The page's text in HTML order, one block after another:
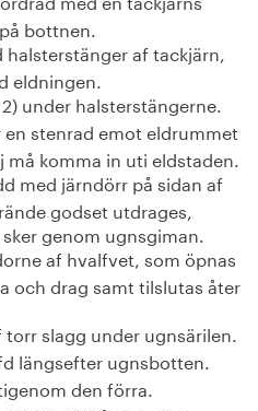
bottnen.
af tackjärn,
eldningen.
under halsterstängerne.
en stenrad emot eldrummet
komma in uti eldstaden.
med järndörr på sidan af
godset utdrages,
genom ugnsgiman.
af hvalfvet, som öpnas
och drag samt tilslutas åter
slagg under ugnsärilen.
längsefter ugnsbotten.
den förra.